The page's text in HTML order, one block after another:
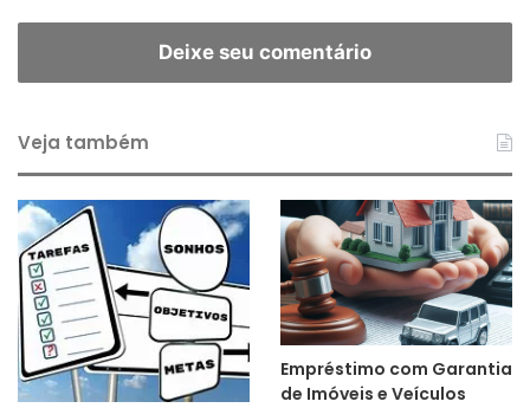
Deixe seu comentário
Veja também
Empréstimo com Garantia
de Imóveis e Veículos